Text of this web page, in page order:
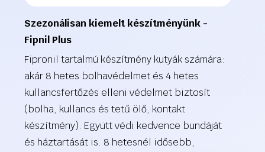
Szezonálisan kiemelt készítményünk -
Fipnil Plus
Fipronil tartalmú készítmény kutyák számára:
akár 8 hetes bolhavédelmet és 4 hetes
kullancsfertőzés elleni védelmet biztosít
(bolha, kullancs és tetű ölő, kontakt
készítmény). Együtt védi kedvence bundáját
és háztartását is. 8 hetesnél idősebb,